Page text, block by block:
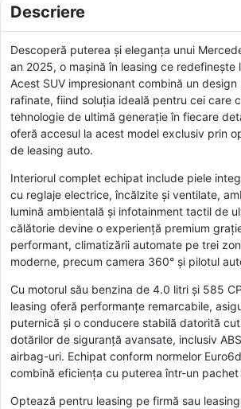
Descriere
Descoperă puterea și eleganța unui
an 2025, o mașină în leasing ce redefinește
Acest SUV impresionant combină un
rafinate, fiind soluția ideală pentru cei care
tehnologie de ultimă generație în fiecare
oferă accesul la acest model exclusiv prin
de leasing auto.
Interiorul complet echipat include piele
cu reglaje electrice, încălzite și ventilate,
lumină ambientală și infotainment tactil de
călătorie devine o experiență premium
performant, climatizării automate pe trei
moderne, precum camera 360° și pilotul
Cu motorul său benzina de 4.0 litri și 585
leasing oferă performanțe remarcabile,
puternică și o conducere stabilă datorită
dotărilor de siguranță avansate, inclusiv
airbag-uri. Echipat conform normelor
combină eficiența cu puterea într-un pachet
Optează pentru leasing pe firmă sau